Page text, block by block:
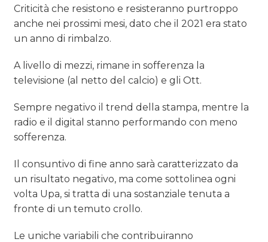
Criticità che resistono e resisteranno purtroppo
anche nei prossimi mesi, dato che il 2021 era stato
un anno di rimbalzo.
A livello di mezzi, rimane in sofferenza la
televisione (al netto del calcio) e gli Ott.
Sempre negativo il trend della stampa, mentre la
radio e il digital stanno performando con meno
sofferenza.
Il consuntivo di fine anno sarà caratterizzato da
un risultato negativo, ma come sottolinea ogni
volta Upa, si tratta di una sostanziale tenuta a
fronte di un temuto crollo.
Le uniche variabili che contribuiranno